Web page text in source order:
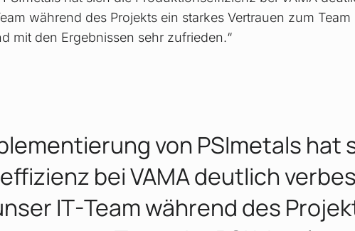
während des Projekts ein starkes Vertrauen zum Team
mit den Ergebnissen sehr zufrieden.“
von PSImetals hat
bei VAMA deutlich
IT-Team während des